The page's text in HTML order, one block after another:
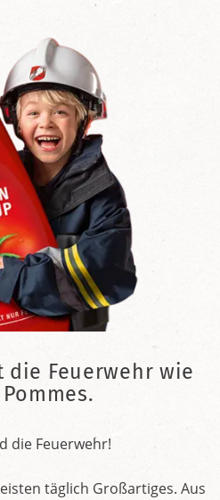
die Feuerwehr wie
die Feuerwehr!
täglich Großartiges. Aus